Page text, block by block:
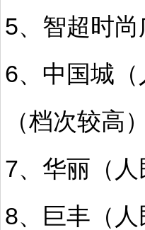
5、智超时
6、中国城
（档次较高）
7、华丽（
8、巨丰（